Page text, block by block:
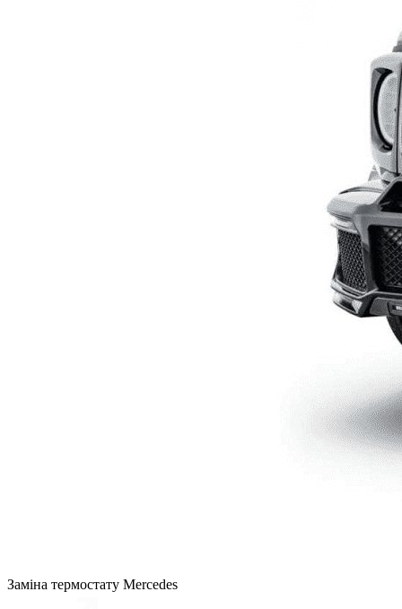
Заміна термостату Mercedes